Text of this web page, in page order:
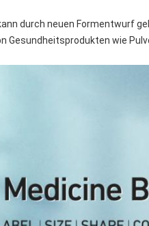
durch neuen Formentwurf
Gesundheitsprodukten wie